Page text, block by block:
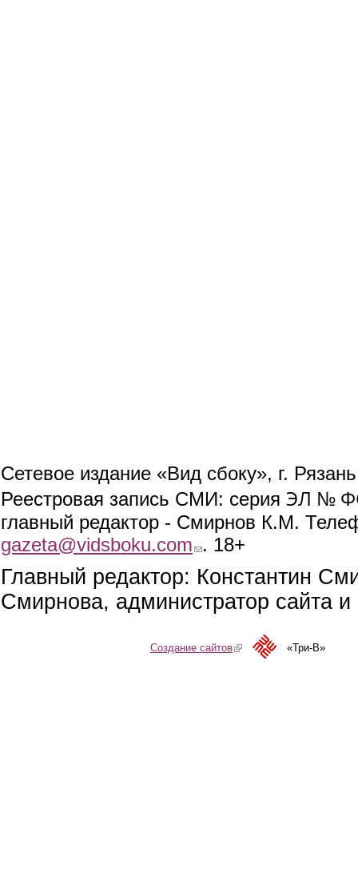
Сетевое издание «Вид сбоку», г.
Реестровая запись СМИ: серия ЭЛ №
главный редактор - Смирнов К.М.
gazeta@vidsboku.com (link sends e-mail)
. 18+
Главный редактор: Константин
Смирнова, администратор сайта
Создание сайтов(link is external)«Три-В»